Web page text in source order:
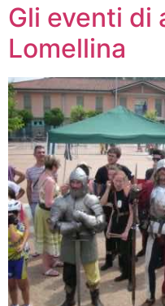
Gli eventi di
Lomellina